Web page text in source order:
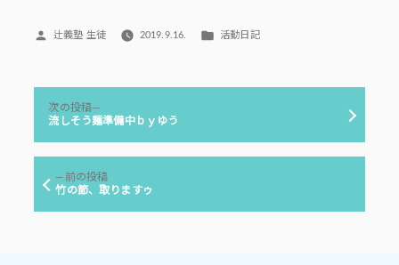
投
辻義塾 生徒 2019.9.16.
カ
リ
活動日記
ナ
ー
前の投稿前
の
竹の節、取りますゥ
次の投稿
の
流しそう麺準備中ｂｙゆう